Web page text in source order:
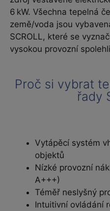
6 kW. Všechna tepelná
země/voda jsou
SCROLL, které se
vysokou provozní
Proč si vybrat
řady
Vytápěcí systém
objektů
Nízké provozní
A+++)
Téměř neslyšný
Intuitivní ovládání